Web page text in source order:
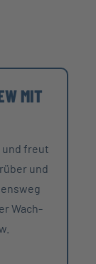
MIT
und freut
und
Wach-